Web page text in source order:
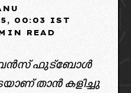
2025, 00:03 IST
READ
ഫുട്ബോൾ
താൻ കളിച്ചു